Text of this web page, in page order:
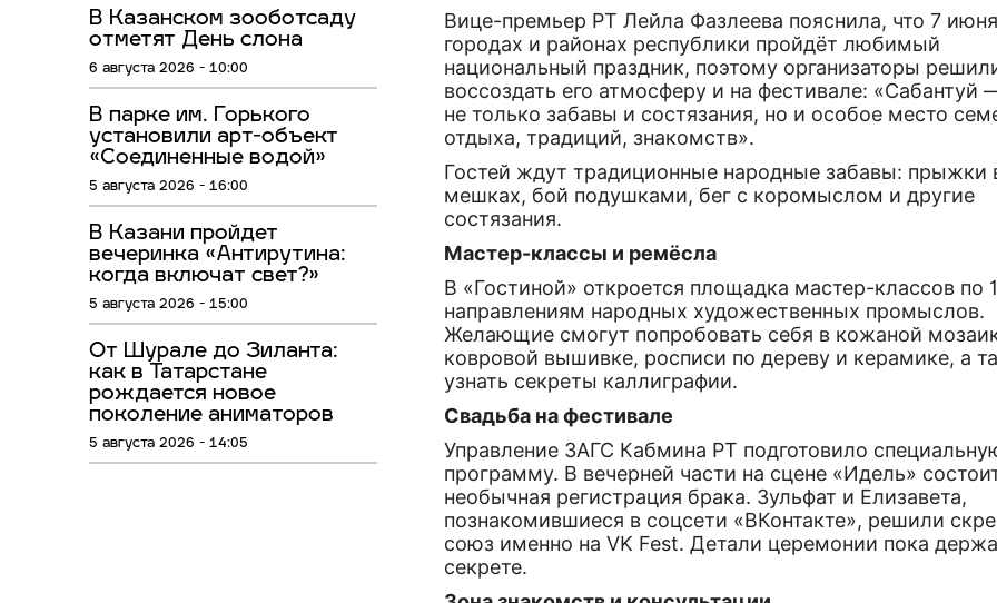
В Казанском зооботсаду
отметят День слона
6 августа 2026 - 10:00
В парке им. Горького
установили арт-объект
«Соединенные водой»
5 августа 2026 - 16:00
В Казани пройдет
вечеринка «Антирутина:
когда включат свет?»
5 августа 2026 - 15:00
От Шурале до Зиланта:
как в Татарстане
рождается новое
поколение аниматоров
5 августа 2026 - 14:05
Вице-премьер РТ Лейла Фазлеева пояснила, что 7
городах и районах республики пройдёт любимый
национальный праздник, поэтому организаторы
воссоздать его атмосферу и на фестивале: «Сабантуй
не только забавы и состязания, но и особое место
отдыха, традиций, знакомств».
Гостей ждут традиционные народные забавы: прыжки
мешках, бой подушками, бег с коромыслом и другие
состязания.
Мастер-классы и ремёсла
В «Гостиной» откроется площадка мастер-классов по
направлениям народных художественных промыслов.
Желающие смогут попробовать себя в кожаной
ковровой вышивке, росписи по дереву и керамике, а
узнать секреты каллиграфии.
Свадьба на фестивале
Управление ЗАГС Кабмина РТ подготовило
программу. В вечерней части на сцене «Идель»
необычная регистрация брака. Зульфат и Елизавета,
познакомившиеся в соцсети «ВКонтакте», решили
союз именно на VK Fest. Детали церемонии пока
секрете.